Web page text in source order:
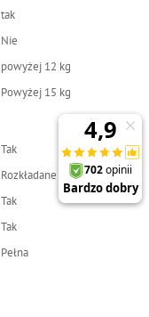
tak
Nie
powyżej 12 kg
Powyżej 15 kg
Tak
Rozkładane
Tak
Tak
Pełna